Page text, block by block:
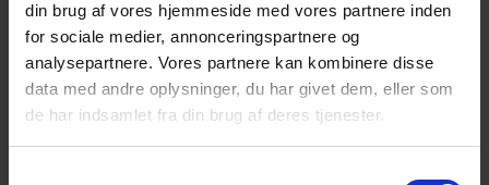
din brug af vores hjemmeside med vores partnere inden
for sociale medier, annonceringspartnere og
analysepartnere. Vores partnere kan kombinere disse
data med andre oplysninger, du har givet dem, eller som
de har indsamlet fra din brug af deres tjenester.
En weekend for unge efterladte i alderen 16 – ca. 28 år,
hvor man kan møde andre efterladte og dele erfaringer
om, hvad det betyder at miste ved selvmord.
Weekenden ledes af psykolog Louise Møller Schmidt og
Kristina Rasmussen varetager de praktiske opgaver og